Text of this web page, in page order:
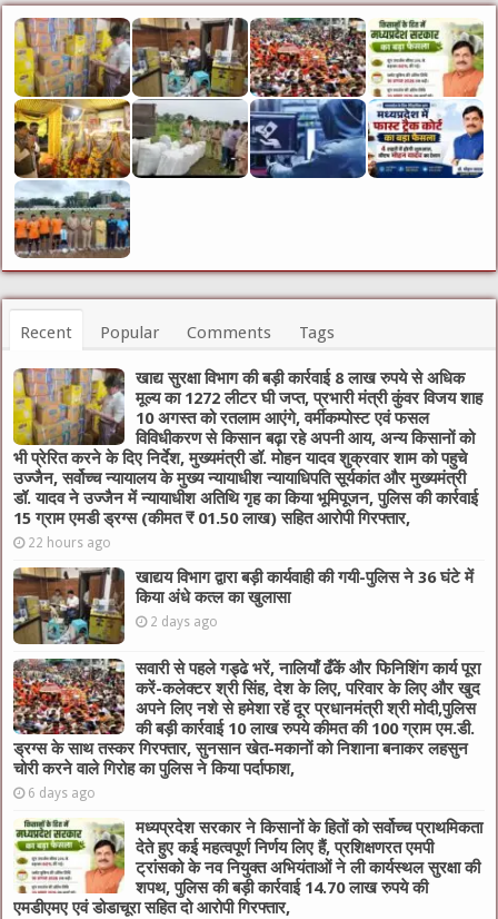
Recent Popular Comments Tags
खाद्य सुरक्षा विभाग की बड़ी कार्रवाई 8 लाख रुपये से अधिक
मूल्य का 1272 लीटर घी जप्त, प्रभारी मंत्री कुंवर विजय शाह
10 अगस्त को रतलाम आएंगे, वर्मीकम्पोस्ट एवं फसल
विविधीकरण से किसान बढ़ा रहे अपनी आय, अन्य किसानों को
भी प्रेरित करने के दिए निर्देश, मुख्यमंत्री डॉ. मोहन यादव शुक्रवार शाम को पहुचे
उज्जैन, सर्वोच्च न्यायालय के मुख्‍य न्‍यायाधीश न्यायाधिपति सूर्यकांत और मुख्यमंत्री
डॉ. यादव ने उज्जैन में न्यायाधीश अतिथि गृह का किया भूमिपूजन, पुलिस की कार्रवाई
15 ग्राम एमडी ड्रग्स (कीमत ₹ 01.50 लाख) सहित आरोपी गिरफ्तार,
22 hours ago
खाद्यय विभाग द्वारा बड़ी कार्यवाही की गयी-पुलिस ने 36 घंटे में
किया अंधे कत्ल का खुलासा
2 days ago
सवारी से पहले गड्ढे भरें, नालियाँ ढँकें और फिनिशिंग कार्य पूरा
करें-कलेक्टर श्री सिंह, देश के लिए, परिवार के लिए और खुद
अपने लिए नशे से हमेशा रहें दूर प्रधानमंत्री श्री मोदी,पुलिस
की बड़ी कार्रवाई 10 लाख रुपये कीमत की 100 ग्राम एम.डी.
ड्रग्स के साथ तस्कर गिरफ्तार, सुनसान खेत-मकानों को निशाना बनाकर लहसुन
चोरी करने वाले गिरोह का पुलिस ने किया पर्दाफाश,
6 days ago
मध्यप्रदेश सरकार ने किसानों के हितों को सर्वोच्च प्राथमिकता
देते हुए कई महत्वपूर्ण निर्णय लिए हैं, प्रशिक्षणरत एमपी
ट्रांसको के नव नियुक्त अभियंताओं ने ली कार्यस्थल सुरक्षा की
शपथ, पुलिस की बड़ी कार्रवाई 14.70 लाख रुपये की
एमडीएमए एवं डोडाचूरा सहित दो आरोपी गिरफ्तार,